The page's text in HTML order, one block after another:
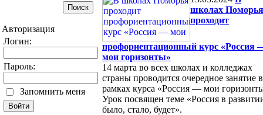
Авторизация
Логин:
Пароль:
Запомнить меня
школах Поморья
проходит
профориентационный курс «Россия
мои горизонты»
14 марта во всех школах и колледжах
страны проводится очередное занятие в
рамках курса «Россия — мои
Урок посвящен теме «Россия в
было, стало, будет».